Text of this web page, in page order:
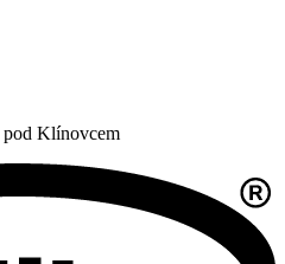
pod Klínovcem